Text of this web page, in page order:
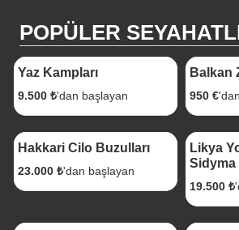
POPÜLER
1 Gece 2 Gün
Yaz Kampları
9.500 ₺'dan başlayan
6 gece 7
Balkan
950 €
4 Gece 5 Gün
Hakkari Cilo Buzulları
23.000 ₺'dan başlayan
3 Gece
Likya
Sidyma
19.500 ₺
5 Gece